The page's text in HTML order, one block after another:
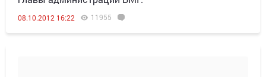
08.10.2012 16:22 11955